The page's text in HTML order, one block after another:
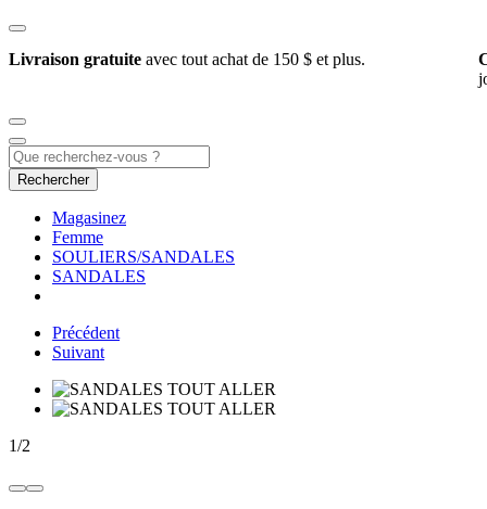
Livraison gratuite avec tout achat de 150 $ et plus.
Rechercher
Magasinez
Femme
SOULIERS/SANDALES
SANDALES
Précédent
Suivant
1/2